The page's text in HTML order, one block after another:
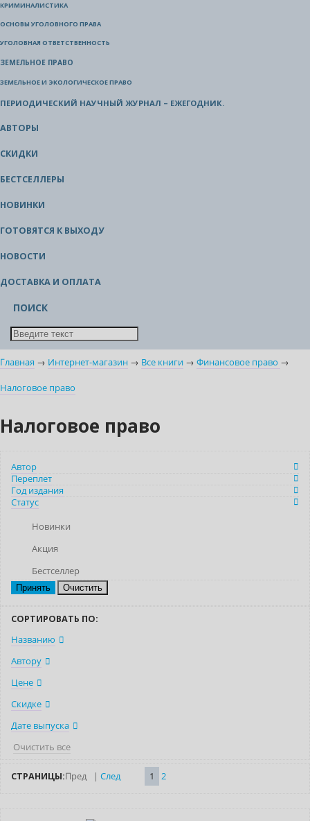
КРИМИНАЛИСТИКА
ОСНОВЫ УГОЛОВНОГО ПРАВА
УГОЛОВНАЯ ОТВЕТСТВЕННОСТЬ
ЗЕМЕЛЬНОЕ ПРАВО
ЗЕМЕЛЬНОЕ И ЭКОЛОГИЧЕСКОЕ ПРАВО
ПЕРИОДИЧЕСКИЙ НАУЧНЫЙ ЖУРНАЛ – ЕЖЕГОДНИК.
АВТОРЫ
СКИДКИ
БЕСТСЕЛЛЕРЫ
НОВИНКИ
ГОТОВЯТСЯ К ВЫХОДУ
НОВОСТИ
ДОСТАВКА И ОПЛАТА
ПОИСК
Главная → Интернет-магазин → Все книги → Финансовое право →
Налоговое право
Налоговое право
Автор
Переплет
Год издания
Статус
Новинки
Акция
Бестселлер
Очистить
СОРТИРОВАТЬ ПО:
Названию
Автору
Цене
Скидке
Дате выпуска
Очистить все
СТРАНИЦЫ:Пред | След 1 2